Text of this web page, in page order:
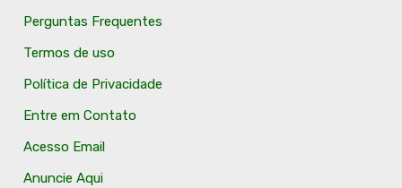
Perguntas Frequentes
Termos de uso
Política de Privacidade
Entre em Contato
Acesso Email
Anuncie Aqui